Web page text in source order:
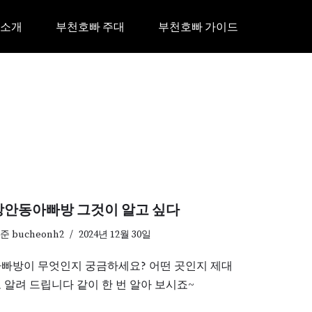
개 부천호빠 주대 부천호빠 가이드
안동아빠방 그것이 알고 싶다
bucheonh2 2024년 12월 30일
방이 무엇인지 궁금하세요? 어떤 곳인지 제대
알려 드립니다 같이 한 번 알아 보시죠~